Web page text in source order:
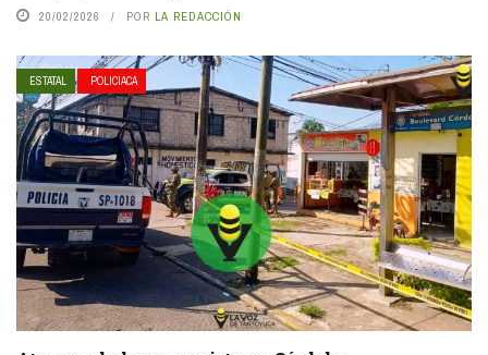
20/02/2026 POR LA REDACCIÓN
ESTATAL POLICIACA